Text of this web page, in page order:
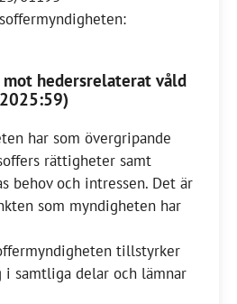
hedersrelaterat våld
har som övergripande
rättigheter samt
behov och intressen. Det är
som myndigheten har
tillstyrker
i samtliga delar och lämnar